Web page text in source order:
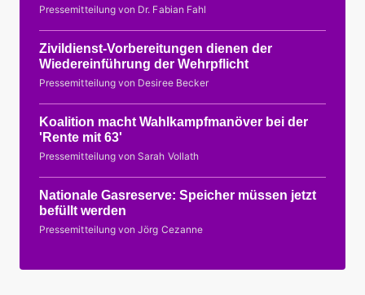
Pressemitteilung von Dr. Fabian Fahl
Zivildienst-Vorbereitungen dienen der
Wiedereinführung der Wehrpflicht
Pressemitteilung von Desiree Becker
Koalition macht Wahlkampfmanöver bei der
'Rente mit 63'
Pressemitteilung von Sarah Vollath
Nationale Gasreserve: Speicher müssen jetzt
befüllt werden
Pressemitteilung von Jörg Cezanne